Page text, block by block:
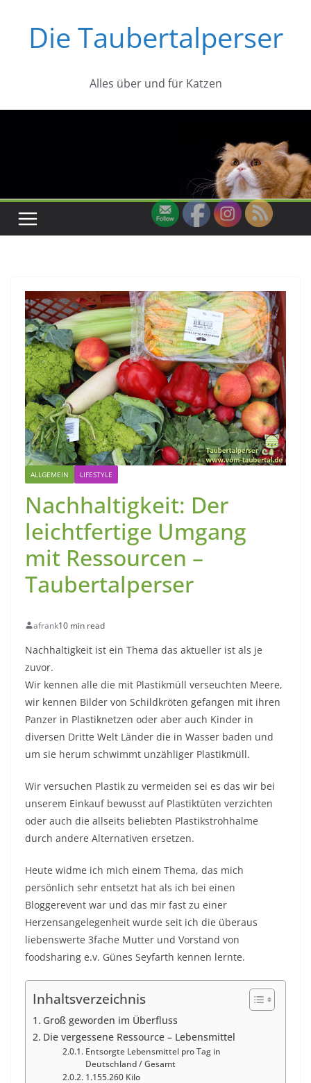
springenDie Taubertalperser
Alles über und für Katzen
ALLGEMEIN LIFESTYLE
Nachhaltigkeit: Der
leichtfertige Umgang
mit Ressourcen –
Taubertalperser
afrank10 min read
Nachhaltigkeit ist ein Thema das aktueller ist als je
zuvor.
Wir kennen alle die mit Plastikmüll verseuchten Meere,
wir kennen Bilder von Schildkröten gefangen mit ihren
Panzer in Plastiknetzen oder aber auch Kinder in
diversen Dritte Welt Länder die in Wasser baden und
um sie herum schwimmt unzähliger Plastikmüll.
Wir versuchen Plastik zu vermeiden sei es das wir bei
unserem Einkauf bewusst auf Plastiktüten verzichten
oder auch die allseits beliebten Plastikstrohhalme
durch andere Alternativen ersetzen.
Heute widme ich mich einem Thema, das mich
persönlich sehr entsetzt hat als ich bei einen
Bloggerevent war und das mir fast zu einer
Herzensangelegenheit wurde seit ich die überaus
liebenswerte 3fache Mutter und Vorstand von
foodsharing e.v. Günes Seyfarth kennen lernte.
Inhaltsverzeichnis
Groß geworden im Überfluss
Die vergessene Ressource – Lebensmittel
Entsorgte Lebensmittel pro Tag in
Deutschland / Gesamt
1.155.260 Kilo